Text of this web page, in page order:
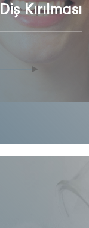
Diş Kırılması